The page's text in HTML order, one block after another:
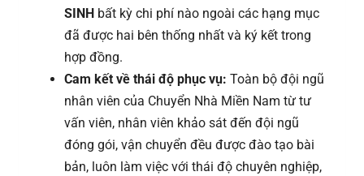
SINH bất kỳ chi phí nào ngoài các hạng mục
đã được hai bên thống nhất và ký kết trong
hợp đồng.
Cam kết về thái độ phục vụ: Toàn bộ đội ngũ
nhân viên của Chuyển Nhà Miền Nam từ tư
vấn viên, nhân viên khảo sát đến đội ngũ
đóng gói, vận chuyển đều được đào tạo bài
bản, luôn làm việc với thái độ chuyên nghiệp,